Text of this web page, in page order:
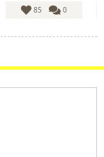
、調味粕（酒粕、
85
0